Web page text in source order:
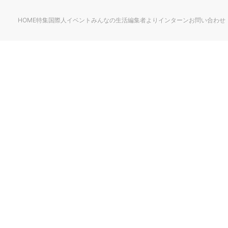
HOME特集国際人 イベント みんなの生活編集者より インターンお問い合わせ